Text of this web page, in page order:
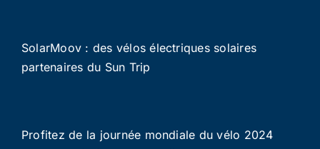
SolarMoov : des vélos électriques solaires
partenaires du Sun Trip
Profitez de la journée mondiale du vélo 2024